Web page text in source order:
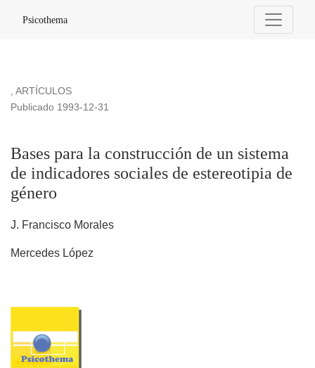
Bases para la construcción de un sistema de indicadores
Psicothema
, ARTÍCULOS
Bases para la construcción de un sistema
de indicadores sociales de estereotipia de
género
Publicado 1993-12-31
J. Francisco Morales
Mercedes López